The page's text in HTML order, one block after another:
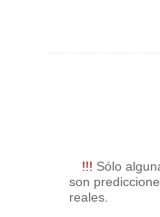
!!! Sólo
son
reales.